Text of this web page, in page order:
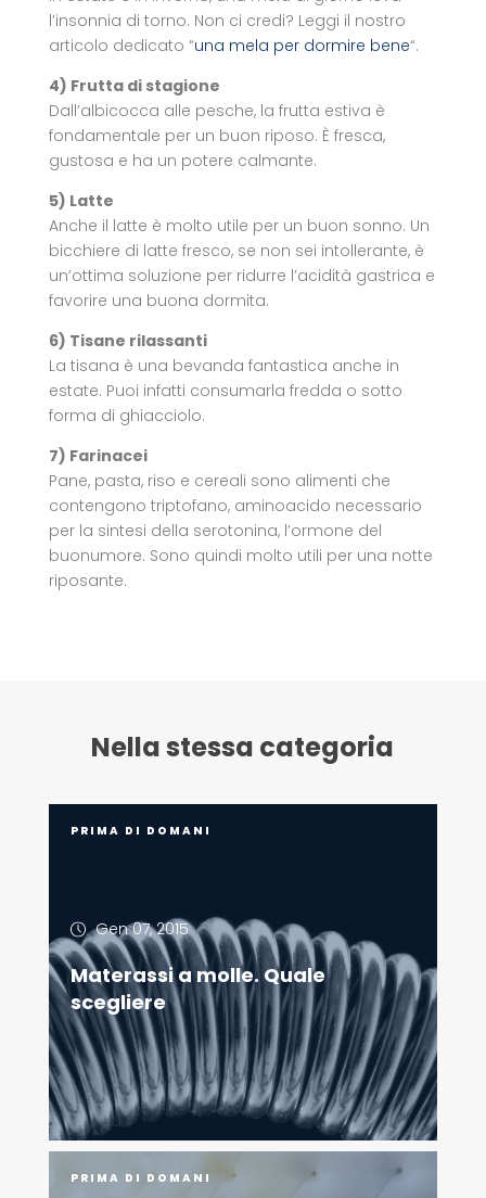
l’insonnia di torno. Non ci credi? Leggi il nostro
articolo dedicato “una mela per dormire bene“.
4) Frutta di stagione
Dall’albicocca alle pesche, la frutta estiva è
fondamentale per un buon riposo. È fresca,
gustosa e ha un potere calmante.
5) Latte
Anche il latte è molto utile per un buon sonno. Un
bicchiere di latte fresco, se non sei intollerante, è
un’ottima soluzione per ridurre l’acidità gastrica e
favorire una buona dormita.
6) Tisane rilassanti
La tisana è una bevanda fantastica anche in
estate. Puoi infatti consumarla fredda o sotto
forma di ghiacciolo.
7) Farinacei
Pane, pasta, riso e cereali sono alimenti che
contengono triptofano, aminoacido necessario
per la sintesi della serotonina, l’ormone del
buonumore. Sono quindi molto utili per una notte
riposante.
Nella stessa categoria
PRIMA DI DOMANI
Gen 07, 2015
Materassi a molle. Quale
scegliere
PRIMA DI DOMANI